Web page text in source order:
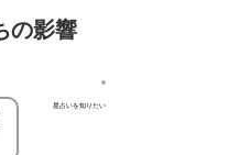
の影響
星占いを知りたい